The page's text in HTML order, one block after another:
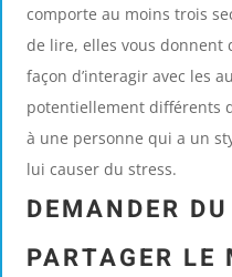
comporte au moins trois
de lire, elles vous donnent
façon d’interagir avec les
potentiellement différents
à une personne qui a un
lui causer du stress.
DEMANDER
PARTAGER LE